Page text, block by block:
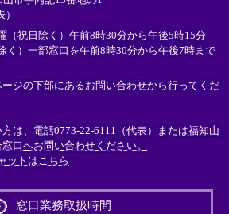
）
（祝日除く）午前8時30分から午後5時15分
く）一部窓口を午前8時30分から午後7時まで
ジの下部にあるお問い合わせから行ってくだ
は、電話0773-22-6111（代表）または福知山
口へお問い合わせください。
ットはこちら
窓口業務取扱時間